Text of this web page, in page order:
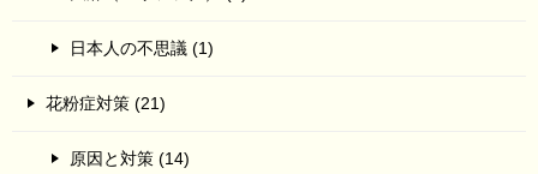
日本人の不思議 (1)
花粉症対策 (21)
原因と対策 (14)